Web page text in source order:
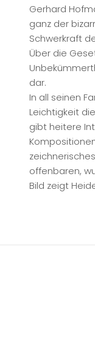
Gerhard
ganz der
Schwerkraft
Über die
dar.
In all seinen
Leichtigkeit
gibt heitere
offenbaren,
Bild zeigt